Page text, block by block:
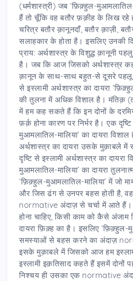
(धर्मशास्त्री) जब ‘फ़िक़्हुल-
हैं तो चूँकि वह बतौर फ़क़ीह के लिख रहे
चरित्र बतौर क़ानूनदाँ, बतौर क़ाज़ी,
सलाहकार के होता है। इसलिए उनकी
प्राय: अर्थशास्त्र के विशुद्ध क़ानूनी
है। जब कि आज जिसको अर्थशास्त्र
क़ानून के साथ-साथ बहुत-से दूसरे पहलू
से इस्लामी अर्थशास्त्र का दायरा
की तुलना में अधिक विशाल है। मंतिक़
में हम कह सकते हैं कि इन दोनों के
फ़र्क़ होना कारण पर निर्भर है। एक
मुआमलातिल-मालिया’ का दायरा
अर्थशास्त्र का दायरा उसके मुक़ाबले में
दृष्टि से इस्लामी अर्थशास्त्र का
मुआमलातिल-मालिया’ का दायरा
‘फ़िक़्हुल-मुआमलातिल-मालिया’ में जो
और जिस ढंग से उनपर बहस होती है,
normative अंदाज़ से चर्चा में आते हैं।
होना चाहिए, किसी काम को कैसे अंजाम
दायरा फ़िक़्ह का है। इसलिए ‘फ़िक़्हुल-
समस्याओं से बहस करने का अंदाज़
इसके मुक़ाबले में जिसको आज हम
इस्लामी इक़तिसाद कहते हैं इसमें दोनों
निश्चय ही उसका एक normative